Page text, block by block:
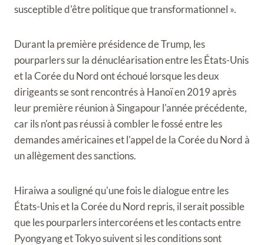
susceptible d'être politique que transformationnel ».
Durant la première présidence de Trump, les
pourparlers sur la dénucléarisation entre les États-Unis
et la Corée du Nord ont échoué lorsque les deux
dirigeants se sont rencontrés à Hanoï en 2019 après
leur première réunion à Singapour l'année précédente,
car ils n'ont pas réussi à combler le fossé entre les
demandes américaines et l'appel de la Corée du Nord à
un allègement des sanctions.
Hiraiwa a souligné qu'une fois le dialogue entre les
États-Unis et la Corée du Nord repris, il serait possible
que les pourparlers intercoréens et les contacts entre
Pyongyang et Tokyo suivent si les conditions sont